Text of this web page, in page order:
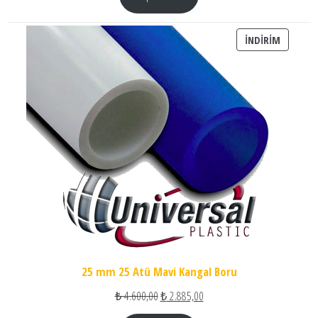
İNDIRIM
25 mm 25 Atü Mavi Kangal Boru
₺4.600,00Orijinal fiyat: ₺ 4.600,00.
₺2.885,00Şu andaki fiyat: ₺ 2.885,00.